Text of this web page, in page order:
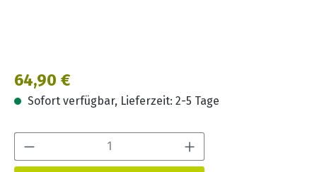
Regulärer Preis:
64,90 €
Sofort verfügbar, Lieferzeit: 2-5 Tage